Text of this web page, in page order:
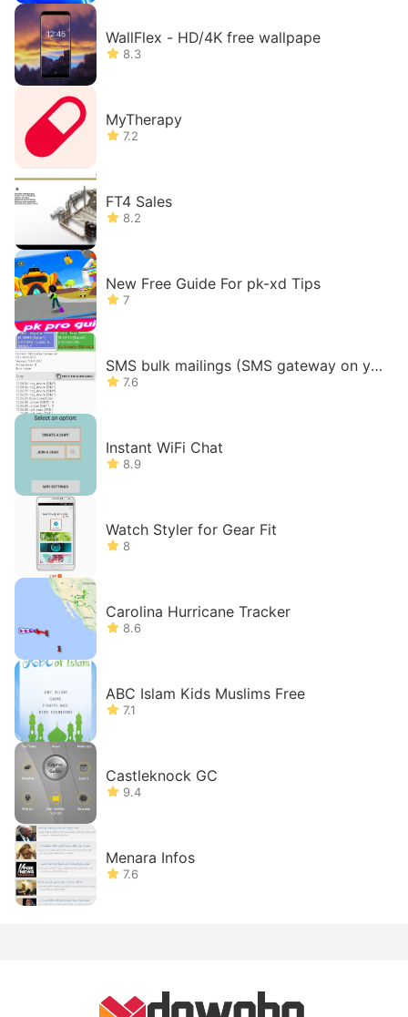
WallFlex - HD/4K free wallpape
8.3
MyTherapy
7.2
FT4 Sales
8.2
New Free Guide For pk-xd Tips
7
SMS bulk mailings (SMS gateway on yo
ur phone)
7.6
Instant WiFi Chat
8.9
Watch Styler for Gear Fit
8
Carolina Hurricane Tracker
8.6
ABC Islam Kids Muslims Free
7.1
Castleknock GC
9.4
Menara Infos
7.6